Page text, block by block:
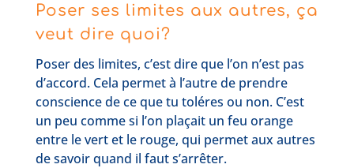
Poser ses limites aux autres, ça
veut dire quoi?
Poser des limites, c’est dire que l’on n’est pas
d’accord. Cela permet à l’autre de prendre
conscience de ce que tu toléres ou non. C’est
un peu comme si l’on plaçait un feu orange
entre le vert et le rouge, qui permet aux autres
de savoir quand il faut s’arrêter.